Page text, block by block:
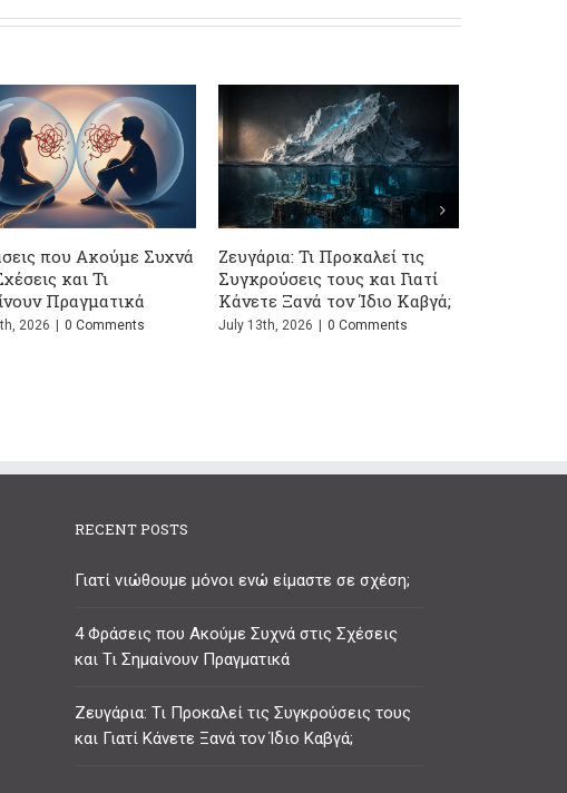
η σχέση μετά το
απόλυτος οδηγός
| 0 Comments
Η Ψυχολογία του Ψεύτη -13
Μυστικά που Δεν Θέλει να
Μάθεις
June 24th, 2026 | 0 Comments
RECENT POSTS
Γιατί νιώθουμε μόνοι ενώ είμαστε σε σχέση;
4 Φράσεις που Ακούμε Συχνά στις Σχέσεις
και Τι Σημαίνουν Πραγματικά
Ζευγάρια: Τι Προκαλεί τις Συγκρούσεις τους
και Γιατί Κάνετε Ξανά τον Ίδιο Καβγά;